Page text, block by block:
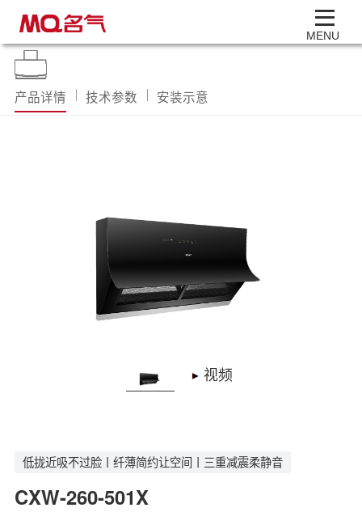
MENU
产品详情 技术参数 安装示意
视频
低拢近吸不过脸丨纤薄简约让空间丨三重减震柔静音
CXW-260-501X